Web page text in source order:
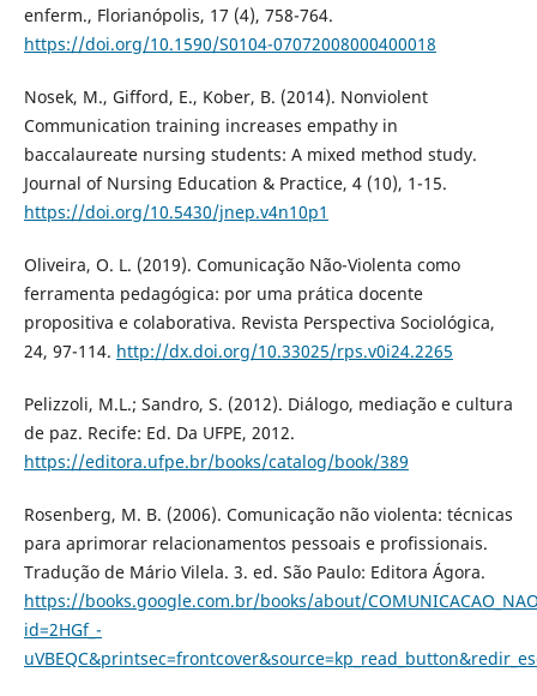
enferm., Florianópolis, 17 (4), 758-764.
https://doi.org/10.1590/S0104-07072008000400018
Nosek, M., Giﬀord, E., Kober, B. (2014). Nonviolent
Communication training increases empathy in
baccalaureate nursing students: A mixed method study.
Journal of Nursing Education & Practice, 4 (10), 1-15.
https://doi.org/10.5430/jnep.v4n10p1
Oliveira, O. L. (2019). Comunicação Não-Violenta como
ferramenta pedagógica: por uma prática docente
propositiva e colaborativa. Revista Perspectiva Sociológica,
24, 97-114. http://dx.doi.org/10.33025/rps.v0i24.2265
Pelizzoli, M.L.; Sandro, S. (2012). Diálogo, mediação e cultura
de paz. Recife: Ed. Da UFPE, 2012.
https://editora.ufpe.br/books/catalog/book/389
Rosenberg, M. B. (2006). Comunicação não violenta: técnicas
para aprimorar relacionamentos pessoais e profissionais.
Tradução de Mário Vilela. 3. ed. São Paulo: Editora Ágora.
https://books.google.com.br/books/about/
id=2HGf_-